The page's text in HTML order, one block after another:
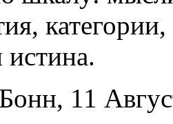
истина.
11